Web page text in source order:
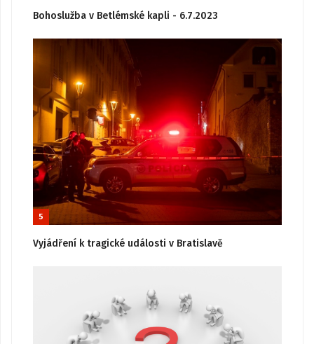
Bohoslužba v Betlémské kapli - 6.7.2023
5
Vyjádření k tragické události v Bratislavě